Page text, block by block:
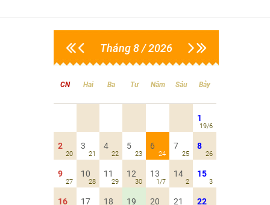
Tháng 8 / 2026
CN Hai Ba Tư Năm Sáu Bảy
1
19/6
2
20
3
21
4
22
5
23
6
24
7
25
8
26
9
27
10
28
11
29
12
30
13
1/7
14
2
15
3
16 17 18 19 20 21 22